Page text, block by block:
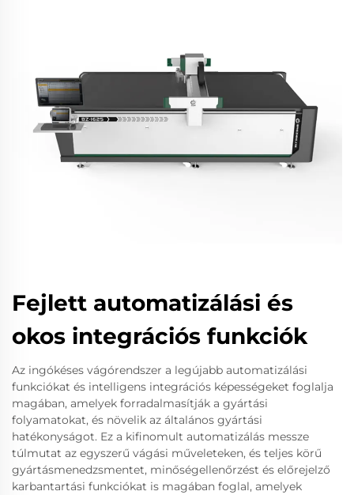
Fejlett automatizálási és
okos integrációs funkciók
Az ingókéses vágórendszer a legújabb automatizálási
funkciókat és intelligens integrációs képességeket foglalja
magában, amelyek forradalmasítják a gyártási
folyamatokat, és növelik az általános gyártási
hatékonyságot. Ez a kifinomult automatizálás messze
túlmutat az egyszerű vágási műveleteken, és teljes körű
gyártásmenedzsmentet, minőségellenőrzést és előrejelző
karbantartási funkciókat is magában foglal, amelyek